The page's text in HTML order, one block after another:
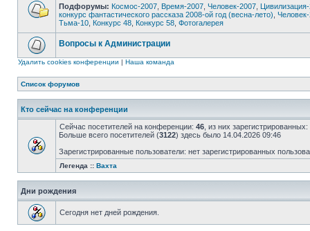
Подфорумы: Космос-2007 Время-2007 Человек-2007
конкурс фантастического рассказа 2008-ой год (весна-лето)
Тьма-10 Конкурс 48 Конкурс 58 Фотогалерея
Вопросы к Администрации
Удалить cookies конференции | Наша команда
Список форумов
Кто сейчас на конференции
Сейчас посетителей на конференции: 46 , из них
Больше всего посетителей (3122) здесь было 14.04.2026 09:46
Зарегистрированные пользователи: нет зарегистрированных
Легенда :: Вахта
Дни рождения
Сегодня нет дней рождения.